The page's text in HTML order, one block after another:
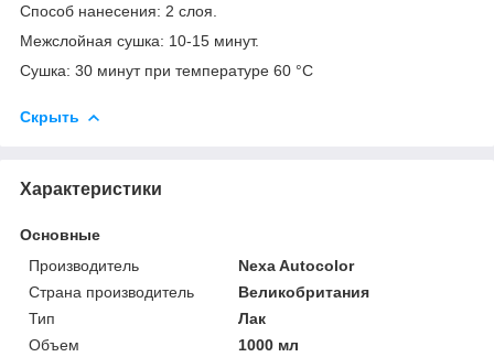
Способ нанесения: 2 слоя.
Межслойная сушка: 10-15 минут.
Сушка: 30 минут при температуре 60 °C
Скрыть
Характеристики
Основные
Производитель
Nexa Autocolor
Страна производитель
Великобритания
Тип
Лак
Объем
1000 мл